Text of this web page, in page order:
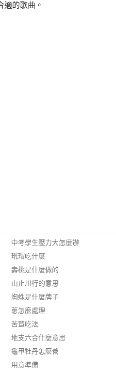
適的歌曲。
中考學生壓力大怎麼辦
玳瑁吃什麼
壽桃是什麼做的
山止川行的意思
蜘蛛是什麼牌子
蔥怎麼處理
苦苣吃法
地支六合什麼意思
龜甲牡丹怎麼養
用意準備